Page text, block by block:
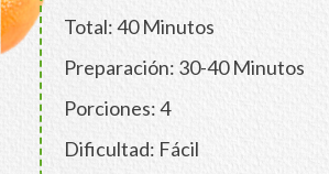
Total: 40 Minutos
Preparación: 30-40 Minutos
Porciones: 4
Dificultad: Fácil